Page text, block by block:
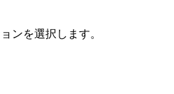
ンを選択します。